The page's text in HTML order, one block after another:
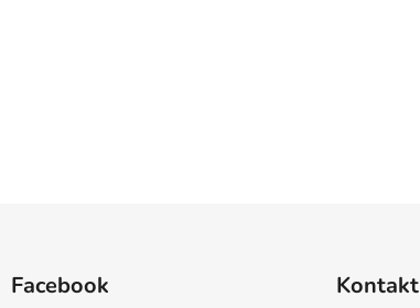
Facebook Kontakt